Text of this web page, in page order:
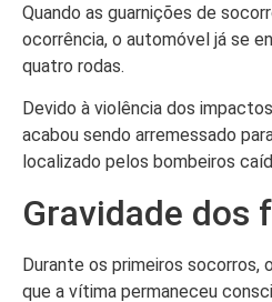
Quando as guarnições de
ocorrência, o automóvel já se
quatro rodas.
Devido à violência dos
acabou sendo arremessado
localizado pelos bombeiros
Gravidade dos
Durante os primeiros socorros,
que a vítima permaneceu